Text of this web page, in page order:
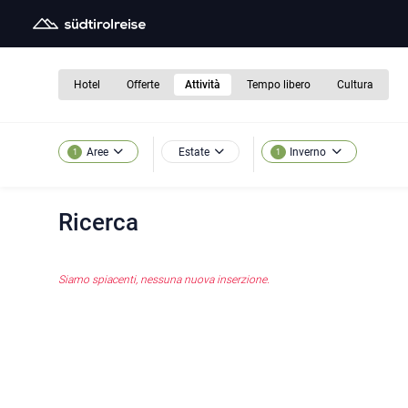
Hotel Offerte Attività Tempo libero Cultura
1 Aree Estate 1 Inverno
Ricerca
Siamo spiacenti, nessuna nuova inserzione.